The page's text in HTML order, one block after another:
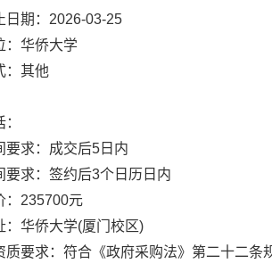
日期：2026-03-25
：华侨大学
：其他
要求：成交后5日内
要求：签约后3个日历日内
：235700元
：华侨大学(厦门校区)
质要求：符合《政府采购法》第二十二条